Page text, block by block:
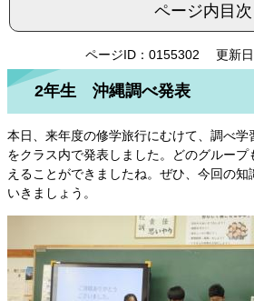
ページ内目次
ページID：0155302 更新
2年生 沖縄調べ発表
本日、来年度の修学旅行にむけて、調べ学
をクラス内で発表しました。どのグルー
えることができましたね。ぜひ、今回の
いきましょう。